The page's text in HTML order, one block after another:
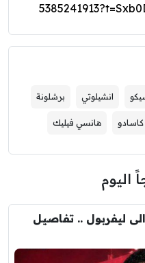
انشيلوتي برشلونة
هانسي فيليك
اليوم
ليفربول .. تفاصيل